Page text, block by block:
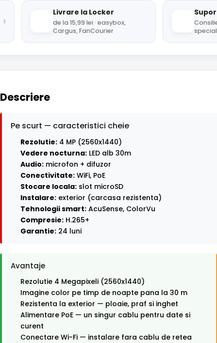
›
Livrare la Locker
de la 15,99 lei · easybox,
Cargus, FanCourier
Descriere
Pe scurt — caracteristici cheie
Rezolutie: 4 MP (2560x1440)
Vedere nocturna: LED alb 30m
Audio: microfon + difuzor
Conectivitate: WiFi, PoE
Stocare locala: slot microSD
Instalare: exterior (carcasa rezistenta)
Tehnologii smart: AcuSense, ColorVu
Compresie: H.265+
Garantie: 24 luni
Avantaje
Rezolutie 4 Megapixeli (2560x1440)
Imagine color pe timp de noapte pana la 30 m
Rezistenta la exterior — ploaie, praf si inghet
Alimentare PoE — un singur cablu pentru date si
curent
Conectare Wi-Fi — instalare fara cablu de retea